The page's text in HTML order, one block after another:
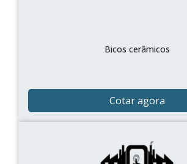
Bicos cerâmicos
Cotar agora